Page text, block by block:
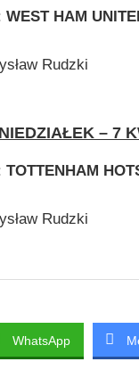
WEST HAM
Rudzki
– 7
TOTTENHAM
Rudzki
WhatsApp